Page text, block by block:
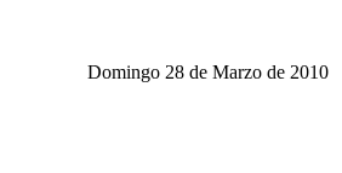
Domingo 28 de Marzo de 2010